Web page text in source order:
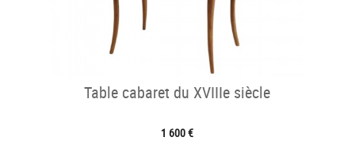
Table cabaret du XVIIIe siècle
1 600 €